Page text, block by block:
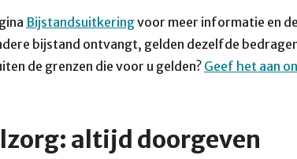
Bijstandsuitkeringvoor meer informatie en
bijstand ontvangt, gelden dezelfde
de grenzen die voor u gelden? Geef het aan
altijd doorgeven